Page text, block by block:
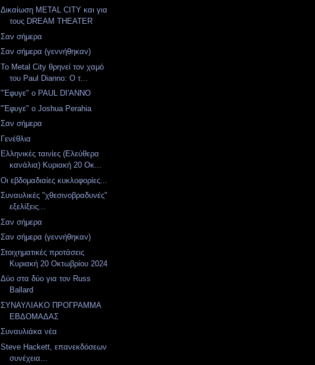
Δικαίωση METAL CITY και για
τους DREAM THEATER
Σαν σήμερα
Σαν σήμερα (γεννήθηκαν)
To Metal City θρηνεί τον χαμό
του Paul Dianno: Ο τ...
"Έφυγε" ο PAUL DI'ANNO
"Έφυγε" ο Joshua Perahia
Σαν σήμερα
Γενέθλια
Ελληνικές ταινίες (Ελεύθερα
κανάλια) Κυριακή 20 Οκ...
Οι εβδομαδιαίες κυκλοφορίες...
Συναυλικές "χθεσινοβραδυνές"
εξελίξεις...
Σαν σήμερα
Σαν σήμερα (γεννήθηκαν)
Στοιχηματικές προτάσεις
Κυριακή 20 Οκτωβρίου 2024
Δύο στα δύο για τον Russ
Ballard
ΣΥΝΑΥΛΙΑΚΟ ΠΡΟΓΡΑΜΜΑ
ΕΒΔΟΜΑΔΑΣ
Συναυλιάκα νέα
Steve Hackett, επανεκδόσεων
συνέχεια...